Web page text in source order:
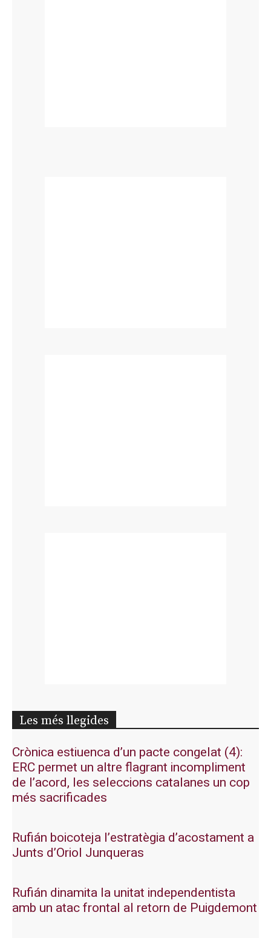
Les més llegides
Crònica estiuenca d’un pacte congelat (4):
ERC permet un altre flagrant incompliment
de l’acord, les seleccions catalanes un cop
més sacrificades
Rufián boicoteja l’estratègia d’acostament a
Junts d’Oriol Junqueras
Rufián dinamita la unitat independentista
amb un atac frontal al retorn de Puigdemont